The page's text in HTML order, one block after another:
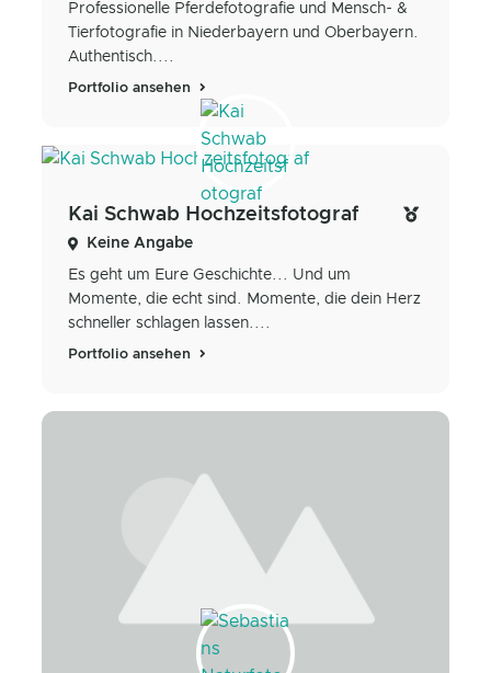
Professionelle Pferdefotografie und Mensch- &
Tierfotografie in Niederbayern und Oberbayern.
Authentisch....
Portfolio ansehen
Kai Schwab Hochzeitsfotograf
Keine Angabe
Es geht um Eure Geschichte... Und um
Momente, die echt sind. Momente, die dein Herz
schneller schlagen lassen....
Portfolio ansehen